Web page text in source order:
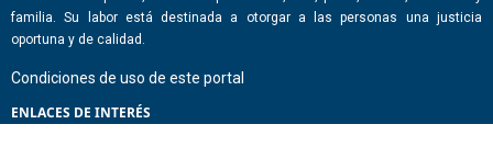
familia. Su labor está destinada a otorgar a las personas una justicia
oportuna y de calidad.
Condiciones de uso de este portal
ENLACES DE INTERÉS